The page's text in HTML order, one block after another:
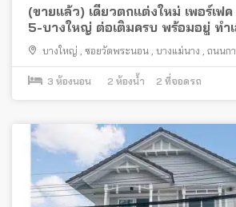
(ขายแล้ว) เดี่ยวตกแต่งใหม่ เพอร์เฟ
5-บางใหญ่ ต่อเติมครบ พร้อมอยู่ ทำ
นอนบางใหญ่ , ซอยวัดพระนอน , บางแม่นาง , ถนนก
3 ห้องนอน 2 ห้องน้ำ 2 ที่จอดรถ